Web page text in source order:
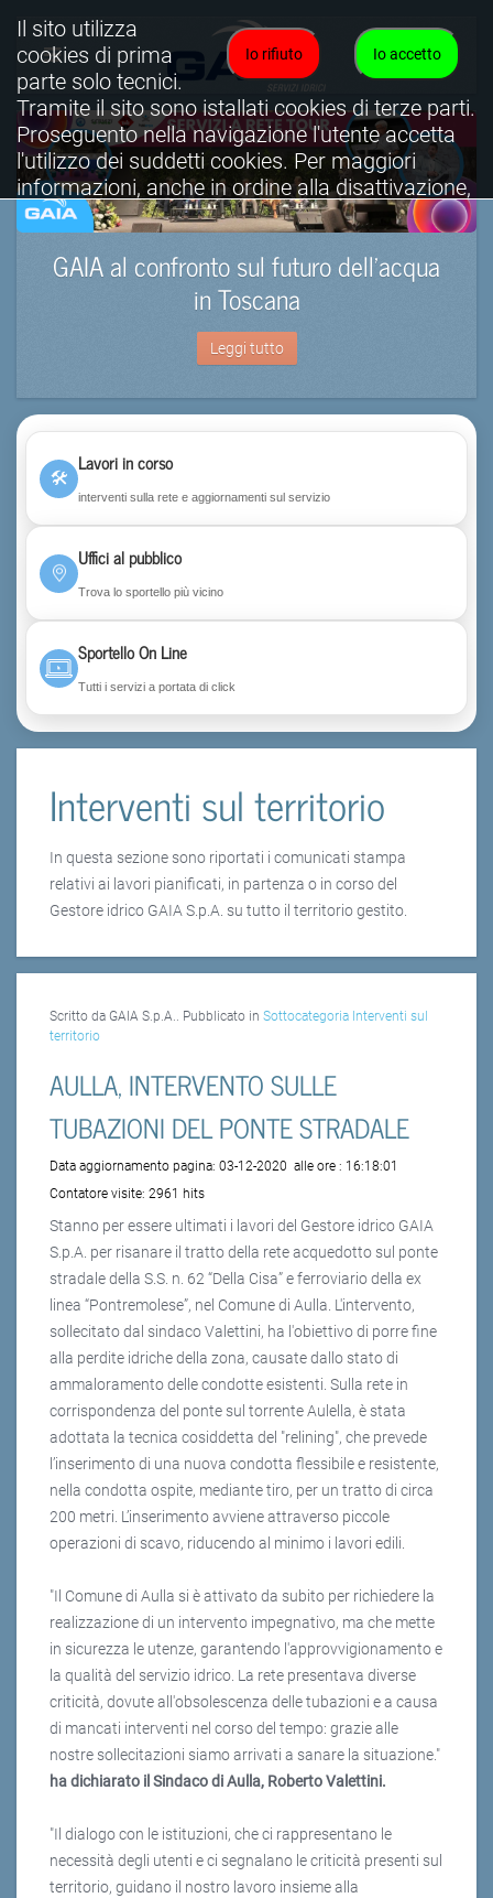
GAIA al confronto sul futuro dell’acqua
in Toscana
Leggi tutto
🛠
Lavori in corso
interventi sulla rete e aggiornamenti sul servizio
Uffici al pubblico
Trova lo sportello più vicino
Sportello On Line
Tutti i servizi a portata di click
Interventi sul territorio
In questa sezione sono riportati i comunicati stampa
relativi ai lavori pianificati, in partenza o in corso del
Gestore idrico GAIA S.p.A. su tutto il territorio gestito.
Scritto da GAIA S.p.A.. Pubblicato in Sottocategoria Interventi sul
territorio
AULLA, INTERVENTO SULLE
TUBAZIONI DEL PONTE STRADALE
Data aggiornamento pagina: 03-12-2020 alle ore : 16:18:01
Contatore visite: 2961 hits
Stanno per essere ultimati i lavori del Gestore idrico GAIA
S.p.A. per risanare il tratto della rete acquedotto sul ponte
stradale della S.S. n. 62 “Della Cisa” e ferroviario della ex
linea “Pontremolese”, nel Comune di Aulla. L'intervento,
sollecitato dal sindaco Valettini, ha l'obiettivo di porre fine
alla perdite idriche della zona, causate dallo stato di
ammaloramento delle condotte esistenti. Sulla rete in
corrispondenza del ponte sul torrente Aulella, è stata
adottata la tecnica cosiddetta del "relining", che prevede
l’inserimento di una nuova condotta flessibile e resistente,
nella condotta ospite, mediante tiro, per un tratto di circa
200 metri. L’inserimento avviene attraverso piccole
operazioni di scavo, riducendo al minimo i lavori edili.
"Il Comune di Aulla si è attivato da subito per richiedere la
realizzazione di un intervento impegnativo, ma che mette
in sicurezza le utenze, garantendo l'approvvigionamento e
la qualità del servizio idrico. La rete presentava diverse
criticità, dovute all'obsolescenza delle tubazioni e a causa
di mancati interventi nel corso del tempo: grazie alle
nostre sollecitazioni siamo arrivati a sanare la situazione."
ha dichiarato il Sindaco di Aulla, Roberto Valettini.
"Il dialogo con le istituzioni, che ci rappresentano le
necessità degli utenti e ci segnalano le criticità presenti sul
territorio, guidano il nostro lavoro insieme alla
Io accetto
Io rifiuto
Il sito utilizza
cookies di prima
parte solo tecnici.
Tramite il sito sono istallati cookies di terze parti.
Proseguento nella navigazione l'utente accetta
l'utilizzo dei suddetti cookies. Per maggiori
informazioni, anche in ordine alla disattivazione,
è possibile consultare l'informativa cookies
completa.
Visualizza informativa completa.